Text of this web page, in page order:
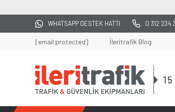
2500 TL ÜZERİ TÜM ALIŞVERİŞLERDE
WHATSAPP DESTEK HATTI 0 312 234
[email protected] İleritrafik Blog